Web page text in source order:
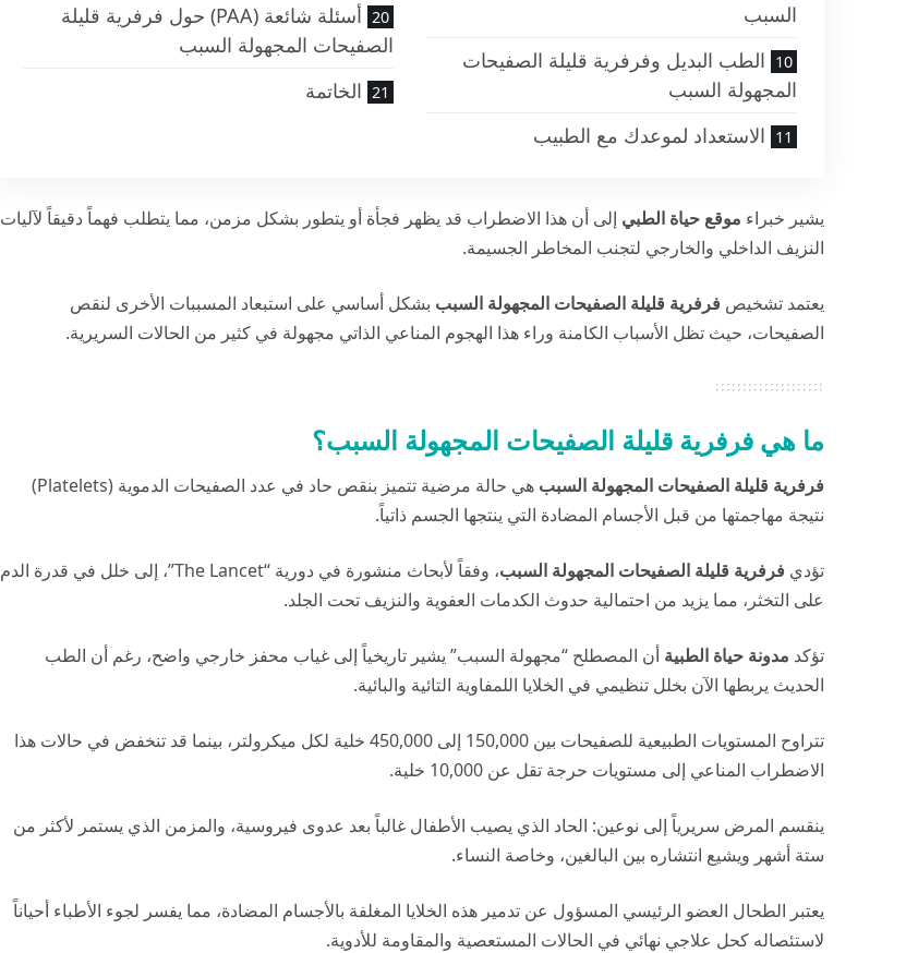
السبب
الطب البديل وفرفرية قليلة الصفيحات
المجهولة السبب
الاستعداد لموعدك مع الطبيب
أسئلة شائعة (PAA) حول فرفرية قليلة
الصفيحات المجهولة السبب
الخاتمة
يشير خبراء موقع حياة الطبي إلى أن هذا الاضطراب قد يظهر فجأة أو يتطور بشكل مزمن، مما يتطلب فهماً دقيقاً لآليات
النزيف الداخلي والخارجي لتجنب المخاطر الجسيمة.
يعتمد تشخيص فرفرية قليلة الصفيحات المجهولة السبب بشكل أساسي على استبعاد المسببات الأخرى لنقص
الصفيحات، حيث تظل الأسباب الكامنة وراء هذا الهجوم المناعي الذاتي مجهولة في كثير من الحالات السريرية.
ما هي فرفرية قليلة الصفيحات المجهولة السبب؟
فرفرية قليلة الصفيحات المجهولة السبب
هي حالة مرضية تتميز بنقص حاد في عدد الصفيحات الدموية (Platelets)
نتيجة مهاجمتها من قبل الأجسام المضادة التي ينتجها الجسم ذاتياً.
تؤدي فرفرية قليلة الصفيحات المجهولة السبب
، وفقاً لأبحاث منشورة في دورية “The Lancet”، إلى خلل في قدرة الدم
على التخثر، مما يزيد من احتمالية حدوث الكدمات العفوية والنزيف تحت الجلد.
تؤكد مدونة حياة الطبية أن المصطلح “مجهولة السبب” يشير تاريخياً إلى غياب محفز خارجي واضح، رغم أن الطب
الحديث يربطها الآن بخلل تنظيمي في الخلايا اللمفاوية التائية والبائية.
تتراوح المستويات الطبيعية للصفيحات بين 150,000 إلى 450,000 خلية لكل ميكرولتر، بينما قد تنخفض في حالات هذا
الاضطراب المناعي إلى مستويات حرجة تقل عن 10,000 خلية.
ينقسم المرض سريرياً إلى نوعين: الحاد الذي يصيب الأطفال غالباً بعد عدوى فيروسية، والمزمن الذي يستمر لأكثر من
ستة أشهر ويشيع انتشاره بين البالغين، وخاصة النساء.
يعتبر الطحال العضو الرئيسي المسؤول عن تدمير هذه الخلايا المغلفة بالأجسام المضادة، مما يفسر لجوء الأطباء أحياناً
لاستئصاله كحل علاجي نهائي في الحالات المستعصية والمقاومة للأدوية.